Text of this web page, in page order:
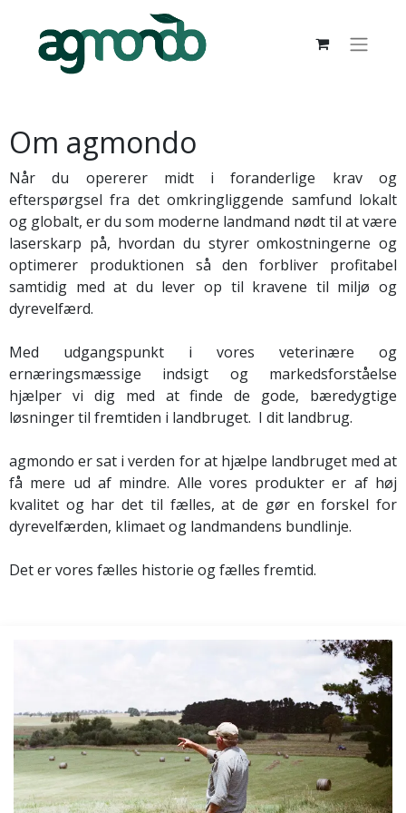
Om agmondo
Når du opererer midt i foranderlige krav og
efterspørgsel fra det omkringliggende samfund lokalt
og globalt, er du som moderne landmand nødt til at være
laserskarp på, hvordan du styrer omkostningerne og
optimerer produktionen så den forbliver profitabel
samtidig med at du lever op til kravene til miljø og
dyrevelfærd.
Med udgangspunkt i vores veterinære og
ernæringsmæssige indsigt og markedsforståelse
hjælper vi dig med at finde de gode, bæredygtige
løsninger til fremtiden i landbruget. I dit landbrug.
agmondo er sat i verden for at hjælpe landbruget med at
få mere ud af mindre. Alle vores produkter er af høj
kvalitet og har det til fælles, at de gør en forskel for
dyrevelfærden, klimaet og landmandens bundlinje.
Det er vores fælles historie og fælles fremtid.